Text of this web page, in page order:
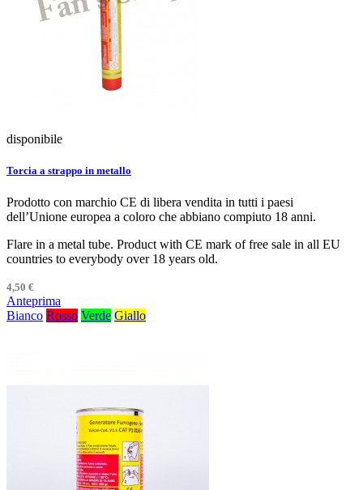
disponibile
Torcia a strappo in metallo
Prodotto con marchio CE di libera vendita in tutti i paesi
dell’Unione europea a coloro che abbiano compiuto 18 anni.
Flare in a metal tube. Product with CE mark of free sale in all EU
countries to everybody over 18 years old.
4,50 €
Anteprima
Bianco Rosso Verde Giallo